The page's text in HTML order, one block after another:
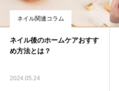
ネイル関連コラム
ネイル後のホームケアおすす
め方法とは？
2024.05.24